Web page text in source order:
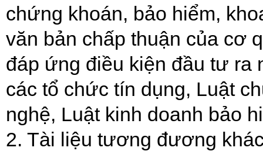
chứng khoán, bảo hiểm,
văn bản chấp thuận của cơ
đáp ứng điều kiện đầu tư ra
các tổ chức tín dụng, Luật
nghệ, Luật kinh doanh bảo
2. Tài liệu tương đương